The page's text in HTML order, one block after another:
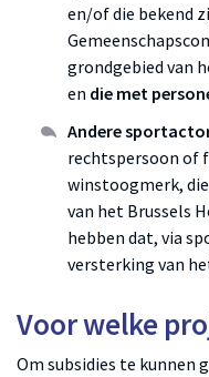
en/of die bekend
grondgebied van
en die met
Andere
rechtspersoon of
winstoogmerk,
van het Brussels
hebben dat, via
versterking van
Voor welke
Om subsidies te kunnen